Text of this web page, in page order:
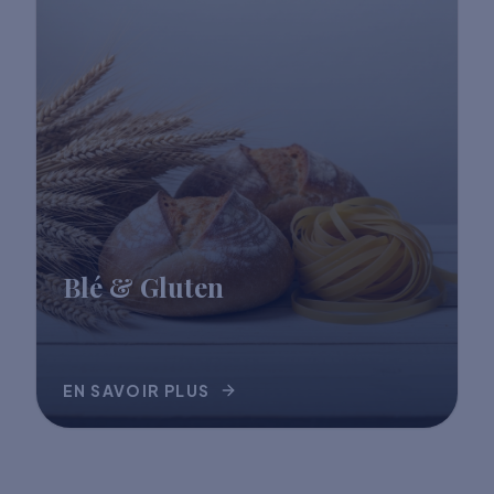
Blé & Gluten
EN SAVOIR PLUS